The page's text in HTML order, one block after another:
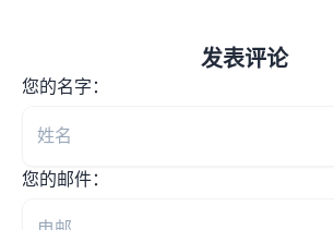
发表评论
您的名字：
您的邮件：